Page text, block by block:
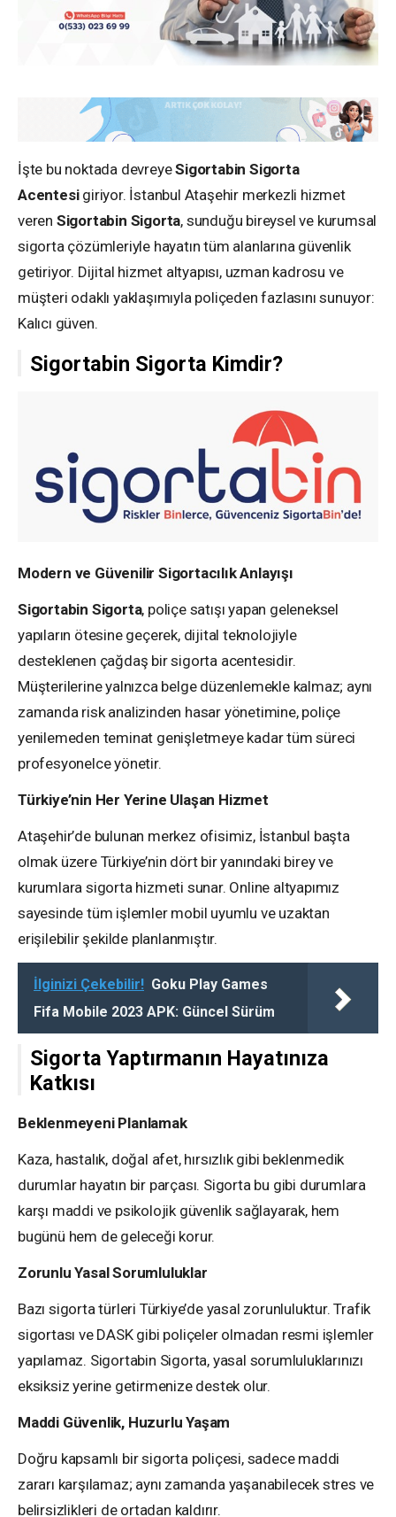
İşte bu noktada devreyeSigortabin Sigorta
Acentesigiriyor. İstanbul Ataşehir merkezli hizmet
veren Sigortabin Sigorta, sunduğu bireysel ve kurumsal
sigorta çözümleriyle hayatın tüm alanlarına güvenlik
getiriyor. Dijital hizmet altyapısı, uzman kadrosu ve
müşteri odaklı yaklaşımıyla poliçeden fazlasını sunuyor:
Kalıcı güven.
Sigortabin Sigorta Kimdir?
Modern ve Güvenilir Sigortacılık Anlayışı
Sigortabin Sigorta, poliçe satışı yapan geleneksel
yapıların ötesine geçerek, dijital teknolojiyle
desteklenen çağdaş bir sigorta acentesidir.
Müşterilerine yalnızca belge düzenlemekle kalmaz; aynı
zamanda risk analizinden hasar yönetimine, poliçe
yenilemeden teminat genişletmeye kadar tüm süreci
profesyonelce yönetir.
Türkiye’nin Her Yerine Ulaşan Hizmet
Ataşehir’de bulunan merkez ofisimiz, İstanbul başta
olmak üzere Türkiye’nin dört bir yanındaki birey ve
kurumlara sigorta hizmeti sunar. Online altyapımız
sayesinde tüm işlemler mobil uyumlu ve uzaktan
erişilebilir şekilde planlanmıştır.
İlginizi Çekebilir! Goku Play Games
Fifa Mobile 2023 APK: Güncel Sürüm
Sigorta Yaptırmanın Hayatınıza
Katkısı
Beklenmeyeni Planlamak
Kaza, hastalık, doğal afet, hırsızlık gibi beklenmedik
durumlar hayatın bir parçası. Sigorta bu gibi durumlara
karşı maddi ve psikolojik güvenlik sağlayarak, hem
bugünü hem de geleceği korur.
Zorunlu Yasal Sorumluluklar
Bazı sigorta türleri Türkiye’de yasal zorunluluktur. Trafik
sigortası ve DASK gibi poliçeler olmadan resmi işlemler
yapılamaz. Sigortabin Sigorta, yasal sorumluluklarınızı
eksiksiz yerine getirmenize destek olur.
Maddi Güvenlik, Huzurlu Yaşam
Doğru kapsamlı bir sigorta poliçesi, sadece maddi
zararı karşılamaz; aynı zamanda yaşanabilecek stres ve
belirsizlikleri de ortadan kaldırır.